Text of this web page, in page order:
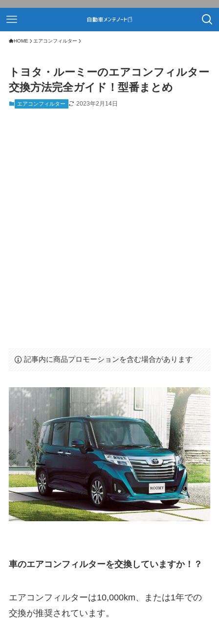
HOME エアコンフィルター
トヨタ・ルーミーのエアコンフィルター
交換方法完全ガイド！型番まとめ
エアコンフィルター 2023年2月14日
記事内に商品プロモーションを含む場合があります
車のエアコンフィルターを交換していますか！？
エアコンフィルターは10,000km、または1年での
交換が推奨されています。